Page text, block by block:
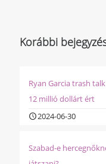
Korábbi
Ryan Garcia trash
12 millió dollárt ért
2024-06-30
Szabad-e